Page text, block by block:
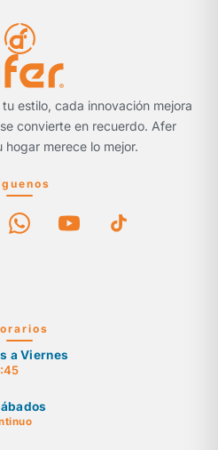
estilo, cada innovación mejora
convierte en recuerdo. Afer
hogar merece lo mejor.
a Viernes